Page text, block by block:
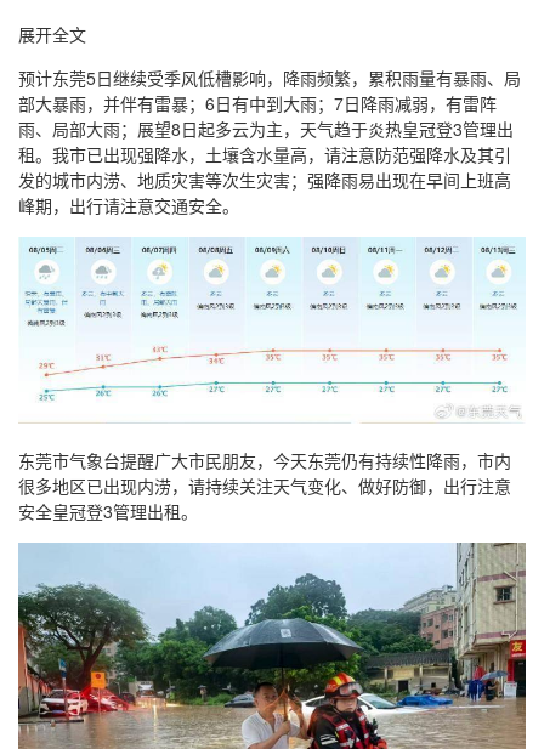
展开全文
预计东莞5日继续受季风低槽影响，降雨频繁，累积雨量有暴雨、局
部大暴雨，并伴有雷暴；6日有中到大雨；7日降雨减弱，有雷阵
雨、局部大雨；展望8日起多云为主，天气趋于炎热皇冠登3管理出
租。我市已出现强降水，土壤含水量高，请注意防范强降水及其引
发的城市内涝、地质灾害等次生灾害；强降雨易出现在早间上班高
峰期，出行请注意交通安全。
东莞市气象台提醒广大市民朋友，今天东莞仍有持续性降雨，市内
很多地区已出现内涝，请持续关注天气变化、做好防御，出行注意
安全皇冠登3管理出租。